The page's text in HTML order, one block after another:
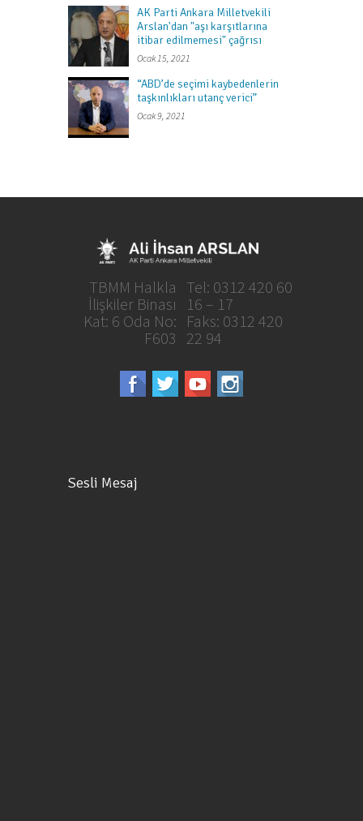
AK Parti Ankara Milletvekili
Arslan'dan "aşı karşıtlarına
itibar edilmemesi" çağrısı
Ocak 15, 2021
“ABD’de seçimi kaybedenlerin
taşkınlıkları utanç verici”
Ocak 9, 2021
Tel: 0312 420 60
16 – 17
Faks: 0312 420
22 94
TBMM Halkla
İlişkiler Binası
Kat: 6 Oda No:
F603
Sesli Mesaj